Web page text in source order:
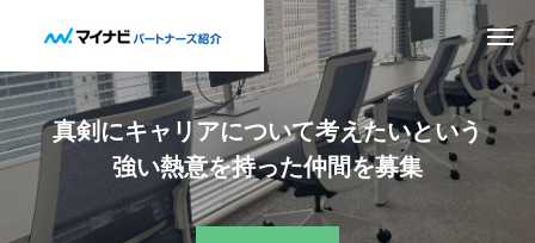
真剣にキャリアについて考えたいという
強い熱意を持った仲間を募集